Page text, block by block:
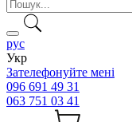
рус
Укр
Зателефонуйте мені
096 691 49 31
063 751 03 41